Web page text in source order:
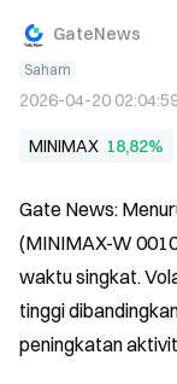
GateNews
Saham
2026-04-20
MINIMAX 18,82%
Gate News:
(MINIMAX-W
waktu singkat.
tinggi
peningkatan